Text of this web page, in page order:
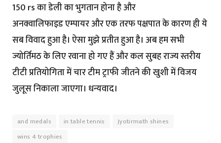
150 rs का डेली का भुगतान होना है और
अनक्वालिफाइड एम्पायर और एक तरफ पक्षपात के कारण ही ये
सब विवाद हुआ है। ऐसा मुझे प्रतीत हुआ है। अब हम सभी
ज्योर्तिमठ के लिए रवाना हो गए हैं और कल सुबह राज्य स्तरीय
टीटी प्रतियोगिता में चार टीम ट्राफी जीतने की खुशी में विजय
जुलूस निकाला जाएगा। धन्यवाद।
and medals in table tennis
Jyotirmath shines
wins 4 trophies